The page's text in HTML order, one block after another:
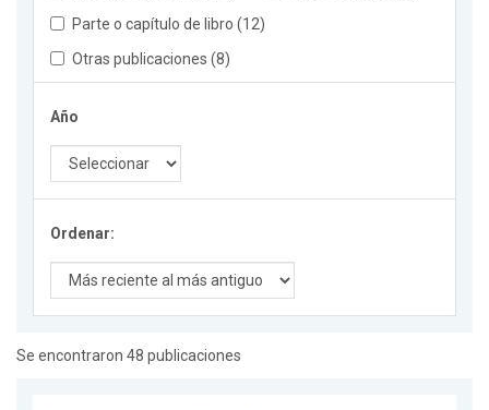
Parte o capítulo de libro (12)
Otras publicaciones (8)
Año
Ordenar:
Se encontraron 48 publicaciones